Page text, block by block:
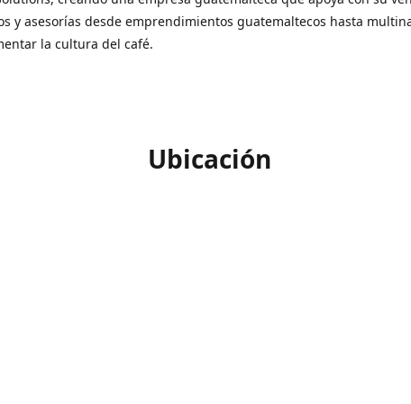
y asesorías desde emprendimientos guatemaltecos hasta
la cultura del café.
Ubicación